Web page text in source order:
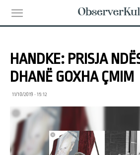
HANDKE: PRISJA
DHANË GOXHA ÇMIM
11/10/2019 • 15:12